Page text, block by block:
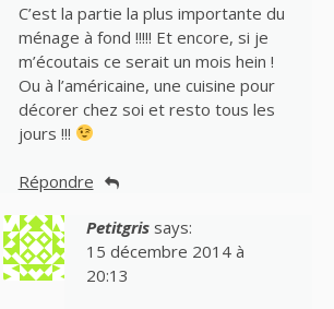
C’est la partie la plus importante du
ménage à fond !!!!! Et encore, si je
m’écoutais ce serait un mois hein !
Ou à l’américaine, une cuisine pour
décorer chez soi et resto tous les
jours !!!
Répondre
Petitgris says:
15 décembre 2014 à
20:13